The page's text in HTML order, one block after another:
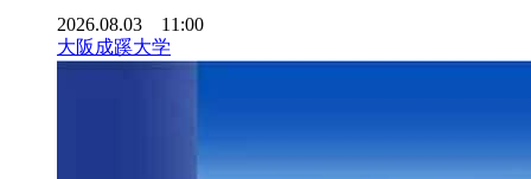
2026.08.03 11:00
大阪成蹊大学